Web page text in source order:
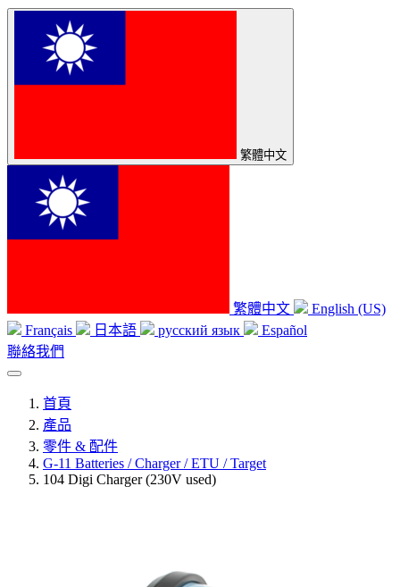
繁體中文
繁體中文
English (US)
Français
日本語 русский язык
Español
聯絡我們
首頁
產品
零件 & 配件
G-11 Batteries / Charger / ETU / Target
104 Digi Charger (230V used)